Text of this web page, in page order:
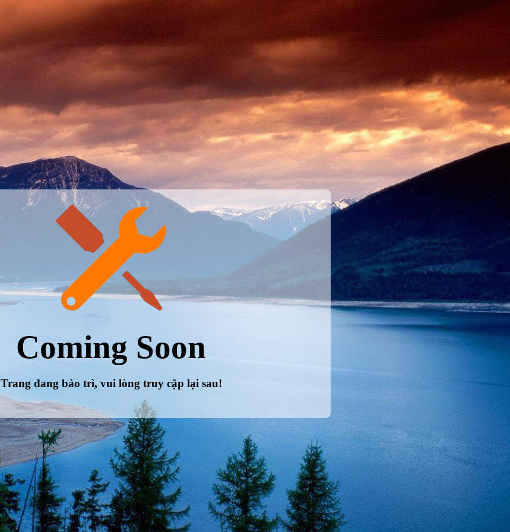
Coming Soon
Trang đang bảo trì, vui lòng truy cập lại sau!